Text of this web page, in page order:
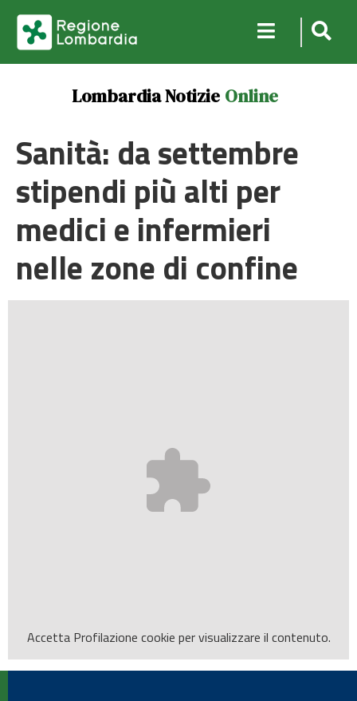
Lombardia Notizie Online
Sanità: da settembre
stipendi più alti per
medici e infermieri
nelle zone di confine
Accetta Profilazione cookie per visualizzare il contenuto.